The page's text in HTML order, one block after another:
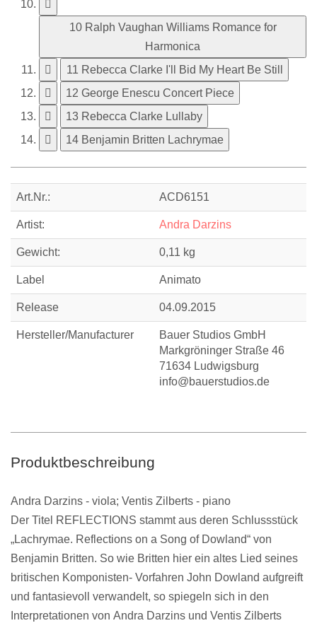
10 Ralph Vaughan Williams Romance for
Harmonica
11 Rebecca Clarke I'll Bid My Heart Be Still
12 George Enescu Concert Piece
13 Rebecca Clarke Lullaby
14 Benjamin Britten Lachrymae
Art.Nr.: ACD6151
Artist: Andra Darzins
Gewicht: 0,11 kg
Label Animato
Release 04.09.2015
Hersteller/Manufacturer
Bauer Studios GmbH
Markgröninger Straße 46
71634 Ludwigsburg
info@bauerstudios.de
Produktbeschreibung
Andra Darzins - viola; Ventis Zilberts - piano
Der Titel REFLECTIONS stammt aus deren Schlussstück
„Lachrymae. Reflections on a Song of Dowland“ von
Benjamin Britten. So wie Britten hier ein altes Lied seines
britischen Komponisten- Vorfahren John Dowland aufgreift
und fantasievoll verwandelt, so spiegeln sich in den
Interpretationen von Andra Darzins und Ventis Zilberts